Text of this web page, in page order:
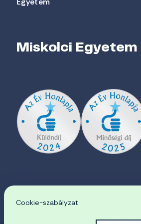
Miskolci Egyetem
EN
Cookie-szabályzat